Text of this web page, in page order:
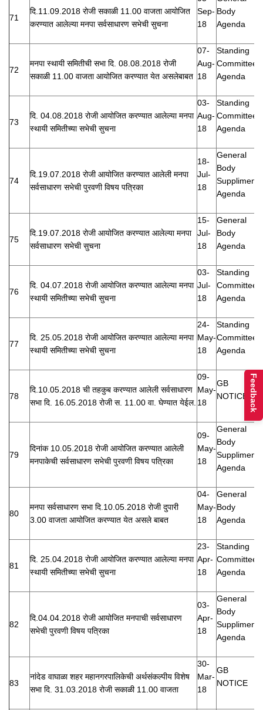
71
दि.11.09.2018 रोजी सकाळी 11.00 वाजता आयोजित
करण्यात आलेल्या मनपा सर्वसाधारण सभेची सुचना
Sep-
18
Body
Agenda
72
मनपा स्थायी समितीची सभा दि. 08.08.2018 रोजी
सकाळी 11.00 वाजता आयोजित करण्यात येत असलेबाबत
07-
Aug-
18
Standing
Committee
Agenda
73
दि. 04.08.2018 रोजी आयोजित करण्यात आलेल्या मनपा
स्थायी समितीच्या सभेची सुचना
03-
Aug-
18
Standing
Committee
Agenda
74
दि.19.07.2018 रोजी आयोजित करण्यात आलेली मनपा
सर्वसाधारण सभेची पुरवणी विषय पत्रिका
18-
Jul-
18
General
Body
Suppliment
Agenda
75
दि.19.07.2018 रोजी आयोजित करण्यात आलेल्या मनपा
सर्वसाधारण सभेची सुचना
15-
Jul-
18
General
Body
Agenda
76
दि. 04.07.2018 रोजी आयोजित करण्यात आलेल्या मनपा
स्थायी समितीच्या सभेची सुचना
03-
Jul-
18
Standing
Committee
Agenda
77
दि. 25.05.2018 रोजी आयोजित करण्यात आलेल्या मनपा
स्थायी समितीच्या सभेची सुचना
24-
May-
18
Standing
Committee
Agenda
78
दि.10.05.2018 ची तहकुब करण्यात आलेली सर्वसाधारण
सभा दि. 16.05.2018 रोजी स. 11.00 वा. घेण्यात येईल.
09-
May-
18
GB
NOTICE
79
दिनांक 10.05.2018 रोजी आयोजित करण्यात आलेली
मनपाकेची सर्वसाधारण सभेची पुरवणी विषय पत्रिका
09-
May-
18
General
Body
Suppliment
Agenda
80
मनपा सर्वसाधारण सभा दि.10.05.2018 रोजी दुपारी
3.00 वाजता आयोजित करण्यात येत असले बाबत
04-
May-
18
General
Body
Agenda
81
दि. 25.04.2018 रोजी आयोजित करण्यात आलेल्या मनपा
स्थायी समितीच्या सभेची सुचना
23-
Apr-
18
Standing
Committee
Agenda
82
दि.04.04.2018 रोजी आयोजित मनपाची सर्वसाधारण
सभेची पुरवणी विषय पत्रिका
03-
Apr-
18
General
Body
Suppliment
Agenda
83
नांदेड वाघाळा शहर महानगरपालिकेची अर्थसंकल्पीय विशेष
सभा दि. 31.03.2018 रोजी सकाळी 11.00 वाजता
30-
Mar-
18
GB
NOTICE
Feedback